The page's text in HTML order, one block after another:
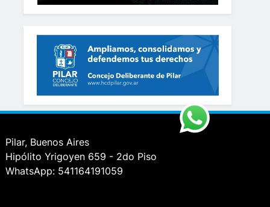
Pilar, Buenos Aires
Hipólito Yrigoyen 659 - 2do Piso
WhatsApp: 541164191059